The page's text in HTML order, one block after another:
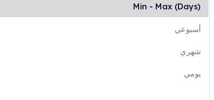
Min - Max (Days)
أسبوعي
شهري
يومي